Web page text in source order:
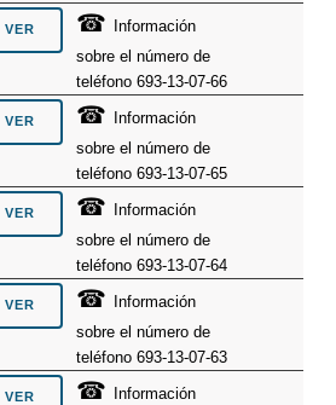
☎
Información
sobre el número de
teléfono 693-13-07-66
☎
Información
sobre el número de
teléfono 693-13-07-65
☎
Información
sobre el número de
teléfono 693-13-07-64
☎
Información
sobre el número de
teléfono 693-13-07-63
☎
Información